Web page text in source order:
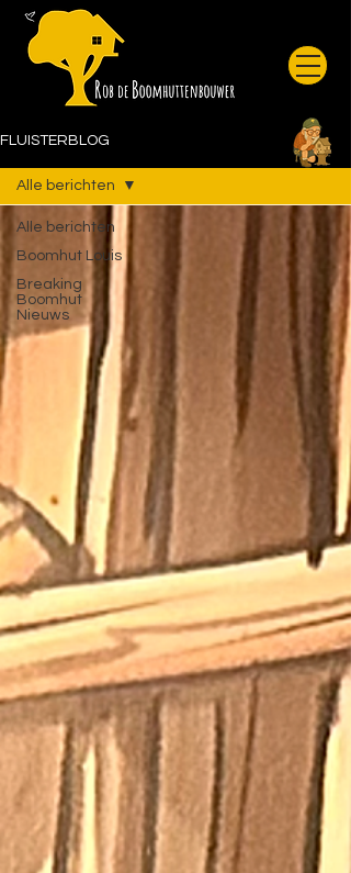
FLUISTERBLOG
Alle berichten
Boomhut Louis
Breaking
Boomhut
Nieuws
Alle berichten